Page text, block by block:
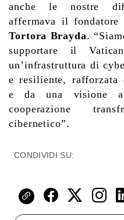
anche le nostre
affermava il fondatore
Tortora Brayda.
supportare il
un’infrastruttura di
e resiliente, rafforzata
e da una visione
cooperazione
cibernetico”.
CONDIVIDI SU: